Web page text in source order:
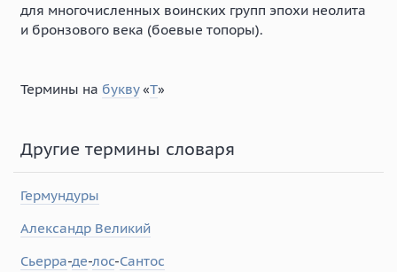
для многочисленных воинских групп эпохи неолита
и бронзового века (боевые топоры).
Термины на букву«Т»
Другие термины словаря
Гермундуры
Александр Великий
Сьерра-де-лос-Сантос